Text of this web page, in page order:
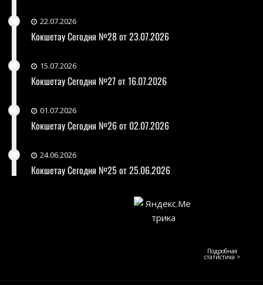
22.07.2026
Кокшетау Сегодня №28 от 23.07.2026
15.07.2026
Кокшетау Сегодня №27 от 16.07.2026
01.07.2026
Кокшетау Сегодня №26 от 02.07.2026
24.06.2026
Кокшетау Сегодня №25 от 25.06.2026
Подробная
статистика >